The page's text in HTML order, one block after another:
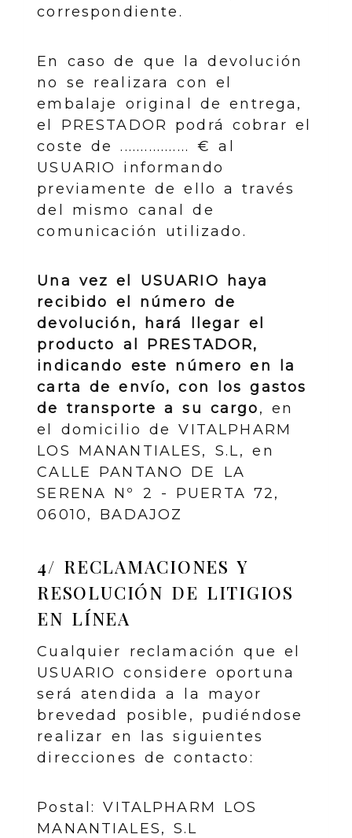
correspondiente.
En caso de que la devolución
no se realizara con el
embalaje original de entrega,
el PRESTADOR podrá cobrar el
coste de ................. € al
USUARIO informando
previamente de ello a través
del mismo canal de
comunicación utilizado.
Una vez el USUARIO haya
recibido el número de
devolución, hará llegar el
producto al PRESTADOR,
indicando este número en la
carta de envío, con los gastos
de transporte a su cargo, en
el domicilio de VITALPHARM
LOS MANANTIALES, S.L, en
CALLE PANTANO DE LA
SERENA Nº 2 - PUERTA 72,
06010, BADAJOZ
4/ RECLAMACIONES Y
RESOLUCIÓN DE LITIGIOS
EN LÍNEA
Cualquier reclamación que el
USUARIO considere oportuna
será atendida a la mayor
brevedad posible, pudiéndose
realizar en las siguientes
direcciones de contacto:
Postal: VITALPHARM LOS
MANANTIALES, S.L